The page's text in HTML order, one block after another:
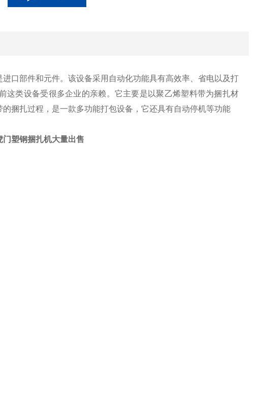
部件和元件。该设备采用自动化功能具有高效率、省电以及打
这类设备受很多企业的亲赖。它主要是以聚乙烯塑料带为捆扎材
捆扎过程，是一款多功能打包设备，它还具有自动停机等功能
塑钢捆扎机大量出售